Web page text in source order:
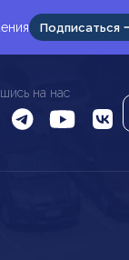
Подписаться
на нас